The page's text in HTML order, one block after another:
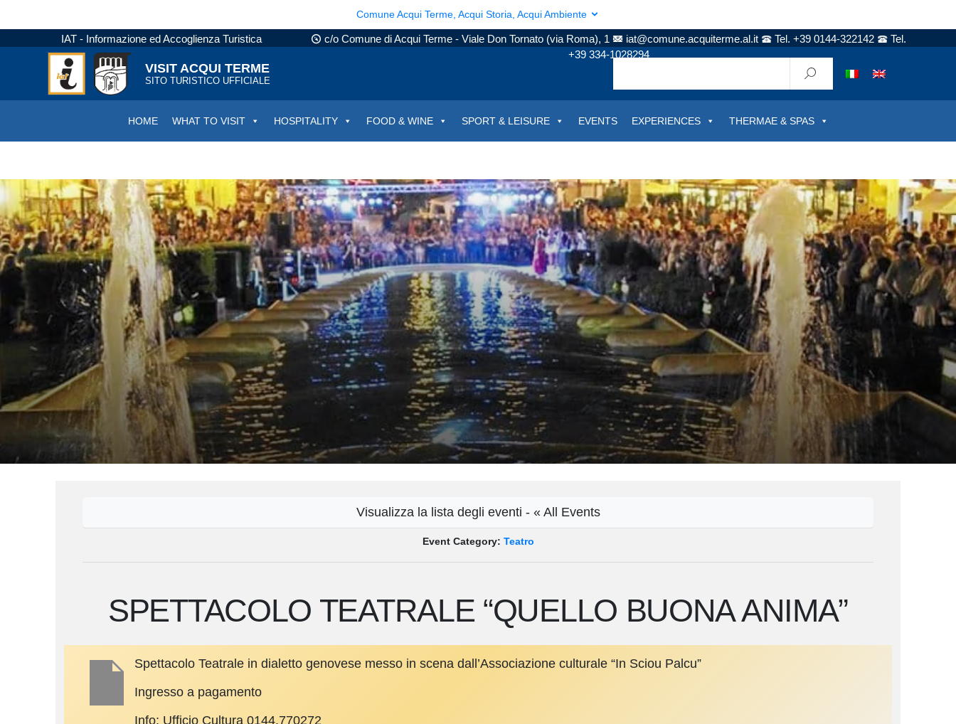
Comune Acqui Terme, Acqui Storia, Acqui Ambiente
IAT - Informazione ed Accoglienza Turistica c/o Comune di Acqui Terme - Viale Don Tornato (via Roma), 1 iat@comune.acquiterme.al.it Tel. +39 0144-322142
Tel.
+39 334-1028294
VISIT ACQUI TERME
SITO TURISTICO UFFICIALE
HOME WHAT TO VISIT HOSPITALITY FOOD & WINE SPORT & LEISURE EVENTS EXPERIENCES THERMAE & SPAS
Visualizza la lista degli eventi - « All Events
Event Category: Teatro
SPETTACOLO TEATRALE “QUELLO BUONA ANIMA”
Spettacolo Teatrale in dialetto genovese messo in scena dall’Associazione culturale “In Sciou Palcu”
Ingresso a pagamento
Info: Ufficio Cultura 0144.770272